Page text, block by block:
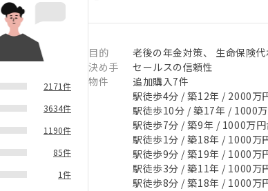
2171件
3634件
1190件
85件
1件
目的
老後の年金対策、 生命保険代
決め手
セールスの信頼性
物件
追加購入7件
駅徒歩4分 / 築12年 / 2000万
駅徒歩10分 / 築17年 / 1000
駅徒歩7分 / 築9年 / 1000万円
駅徒歩1分 / 築18年 / 1000万
駅徒歩9分 / 築19年 / 1000万
駅徒歩3分 / 築11年 / 1000万
駅徒歩8分 / 築18年 / 1000万